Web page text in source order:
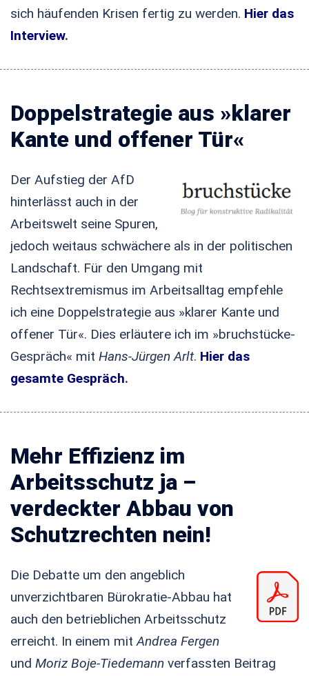
sich häufenden Krisen fertig zu werden. Hier das
Interview.
Doppelstrategie aus »klarer
Kante und offener Tür«
Der Aufstieg der AfD
hinterlässt auch in der
Arbeitswelt seine Spuren,
jedoch weitaus schwächere als in der politischen
Landschaft. Für den Umgang mit
Rechtsextremismus im Arbeitsalltag empfehle
ich eine Doppelstrategie aus »klarer Kante und
offener Tür«. Dies erläutere ich im »bruchstücke-
Gespräch« mit Hans-Jürgen Arlt. Hier das
gesamte Gespräch.
Mehr Effizienz im
Arbeitsschutz ja –
verdeckter Abbau von
Schutzrechten nein!
Die Debatte um den angeblich
unverzichtbaren Bürokratie-Abbau hat
auch den betrieblichen Arbeitsschutz
erreicht. In einem mit Andrea Fergen
und Moriz Boje-Tiedemann verfassten Beitrag